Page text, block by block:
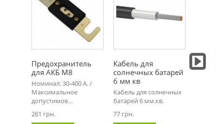
Предохранитель
для АКБ М8
Номинал: 30-400 А. /
Максимальное
допустимое…
261 грн.
Кабель для
солнечных батарей
6 мм кв
Кабель для солнечных
батарей 6 мм.кв.
77 грн.
MC4